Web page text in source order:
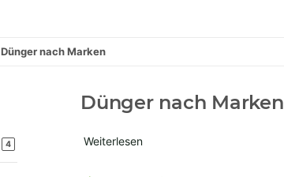
Dünger nach Marken
Dünger nach Marken
Weiterlesen
4Artikel gefunden